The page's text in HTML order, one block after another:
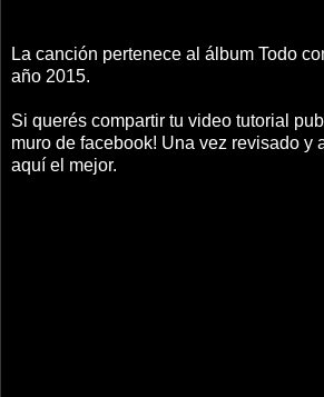
La canción pertenece al álbum Todo
año 2015.
Si querés compartir tu video tutorial
muro de facebook! Una vez revisado y
aquí el mejor.